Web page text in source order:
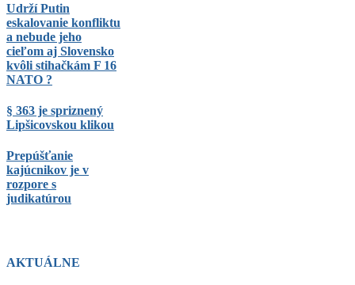
Udrží Putin
eskalovanie konfliktu
a nebude jeho
cieľom aj Slovensko
kvôli stihačkám F 16
NATO ?
§ 363 je spriznený
Lipšicovskou klikou
Prepúšťanie
kajúcnikov je v
rozpore s
judikatúrou
AKTUÁLNE